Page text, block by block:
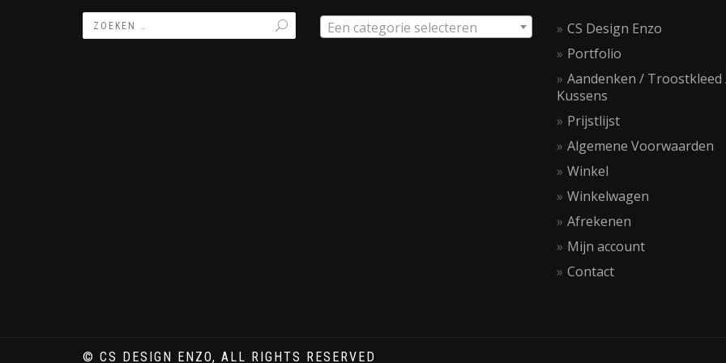
Een categorie selecteren
CS Design Enzo
Portfolio
Aandenken / Troostkleed
Kussens
Prijstlijst
Algemene Voorwaarden
Winkel
Winkelwagen
Afrekenen
Mijn account
Contact
© CS DESIGN ENZO, ALL RIGHTS RESERVED